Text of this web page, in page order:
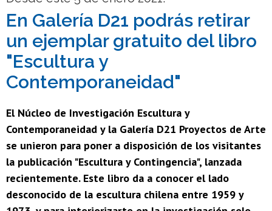
Funcionarias/os
Egresadas/os
En Galería D21 podrás retirar
un ejemplar gratuito del libro
"Escultura y
Contemporaneidad"
El Núcleo de Investigación Escultura y
Contemporaneidad y la Galería D21 Proyectos de Arte
se unieron para poner a disposición de los visitantes
la publicación "Escultura y Contingencia", lanzada
recientemente. Este libro da a conocer el lado
desconocido de la escultura chilena entre 1959 y